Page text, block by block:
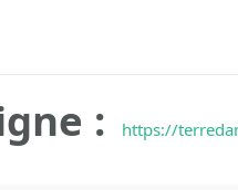
:
https://